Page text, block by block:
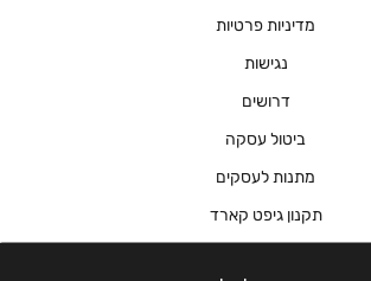
מדיניות פרטיות
נגישות
דרושים
ביטול עסקה
מתנות לעסקים
תקנון גיפט קארד